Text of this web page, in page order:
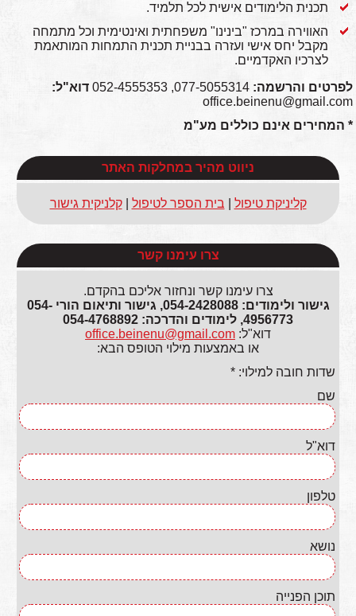
תכנית הלימודים אישית לכל תלמיד.
האווירה במרכז "בינינו" משפחתית ואינטימית וכל מתמחה
מקבל יחס אישי ועזרה בבניית תכנית התמחות המותאמת
לצרכיו האקדמיים.
לפרטים והרשמה: 077-5055314, 052-4555353
דוא"ל:
office.beinenu@gmail.com
* המחירים אינם כוללים מע"מ
ניווט מהיר במחלקות האתר
קליניקת טיפול בית הספר לטיפול |קלניקית גישור
צרו עימנו קשר
צרו עימנו קשר ונחזור אליכם בהקדם.
גישור ולימודים: 054-2428088, גישור ותיאום הורי 054-
4956773, לימודים והדרכה: 054-4768892
דוא"ל: office.beinenu@gmail.com
או באמצעות מילוי הטופס הבא:
שדות חובה למילוי: *
שם
דוא"ל
טלפון
נושא
תוכן הפנייה